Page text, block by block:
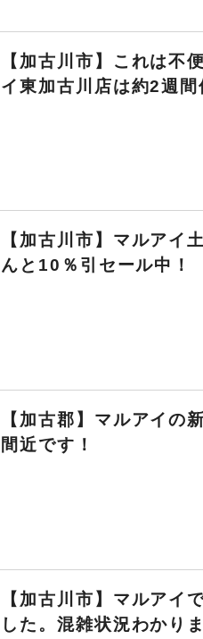
【加古川市】これは不
イ東加古川店は約2週間
【加古川市】マルアイ
んと10％引セール中！
【加古郡】マルアイの
間近です！
【加古川市】マルアイ
した。混雑状況わかりま